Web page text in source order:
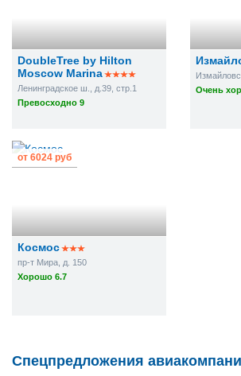
DoubleTree by Hilton
Moscow Marina
Ленинградское ш., д.39, стр.1
Превосходно 9
Очень
Космос
пр-т Мира, д. 150
Хорошо 6.7
от 6024 руб
Спецпредложения